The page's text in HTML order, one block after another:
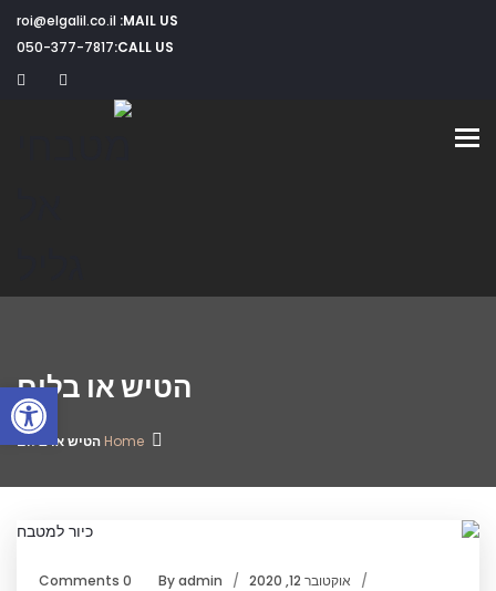
MAIL US:
CALL US:
050-377-7817
Toggle navigation
הטיש או בלום
Home הטיש או בלום
אוקטובר 12, 2020 Byadmin
0 Comments